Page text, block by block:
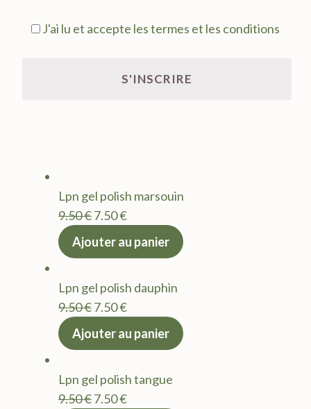
J'ai lu et accepte les termes et les conditions
Lpn gel polish marsouin
9.50€Le
prix
9.50 €.
7.50€Le
actuel
7.50 €.
Ajouter au panier
Lpn gel polish dauphin
9.50€Le
prix
9.50 €.
7.50€Le
actuel
7.50 €.
Ajouter au panier
Lpn gel polish tangue
9.50€Le
7.50€Le